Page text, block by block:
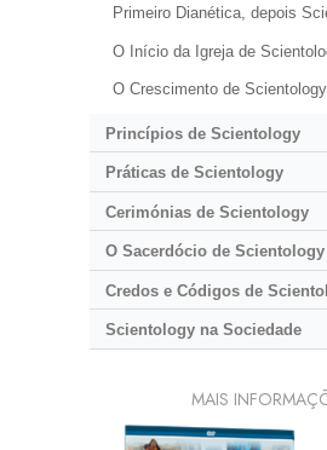
Primeiro Dianética, depois
O Início da Igreja de
O Crescimento de Scientology
Princípios de Scientology
Práticas de Scientology
Cerimónias de Scientology
O Sacerdócio de Scientology
Credos e Códigos de
Scientology na Sociedade
MAIS